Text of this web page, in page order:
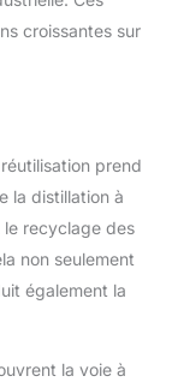
croissantes sur
prend
la distillation à
le recyclage des
non seulement
également la
la voie à